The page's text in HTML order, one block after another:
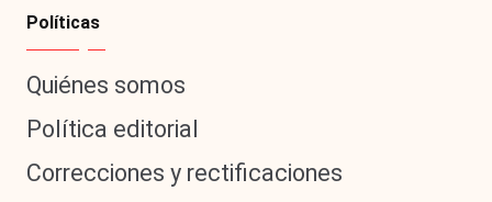
Políticas
Quiénes somos
Política editorial
Correcciones y rectificaciones